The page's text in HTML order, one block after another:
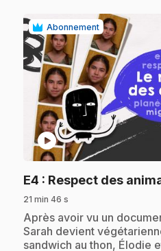
Abonnement
play_circle
E4 : Respect des
21 min 46 s
.Après avoir vu un
Sarah devient
sandwich au thon, Élodie